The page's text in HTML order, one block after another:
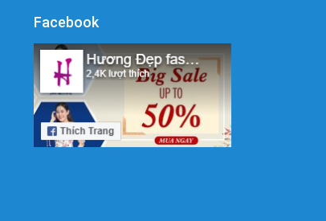
Facebook